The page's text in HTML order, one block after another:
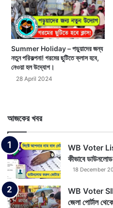
Summer Holiday – পড়ুয়াদের জন্য
নতুন পরিকল্পনা! গরমের ছুটিতে ক্লাস হবে,
নেওয়া হল উদ্যোগ।
28 April 2024
আজকের খবর
WB Voter
কীভাবে ডাউনলোড
18 December
WB Voter
জেলা পোর্টাল